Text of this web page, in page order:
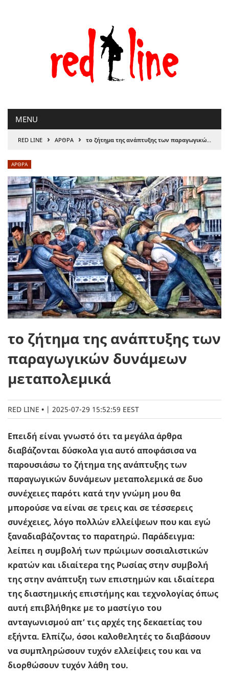
MENU
RED LINE › ΑΡΘΡΑ › το ζήτημα της ανάπτυξης των παραγωγικών δυνάμεων μεταπολεμικά
ΑΡΘΡΑ
το ζήτημα της ανάπτυξης των
παραγωγικών δυνάμεων
μεταπολεμικά
RED LINE | 2025-07-29 15:52:59 EEST
Επειδή είναι γνωστό ότι τα μεγάλα άρθρα
διαβάζονται δύσκολα για αυτό αποφάσισα να
παρουσιάσω το ζήτημα της ανάπτυξης των
παραγωγικών δυνάμεων μεταπολεμικά σε δυο
συνέχειες παρότι κατά την γνώμη μου θα
μπορούσε να είναι σε τρεις και σε τέσσερεις
συνέχειες, λόγο πολλών ελλείψεων που και εγώ
ξαναδιαβάζοντας το παρατηρώ. Παράδειγμα:
λείπει η συμβολή των πρώιμων σοσιαλιστικών
κρατών και ιδιαίτερα της Ρωσίας στην συμβολή
της στην ανάπτυξη των επιστημών και ιδιαίτερα
της διαστημικής επιστήμης και τεχνολογίας όπως
αυτή επιβλήθηκε με το μαστίγιο του
ανταγωνισμού απ’ τις αρχές της δεκαετίας του
εξήντα. Ελπίζω, όσοι καλοθελητές το διαβάσουν
να συμπληρώσουν τυχόν ελλείψεις του και να
διορθώσουν τυχόν λάθη του.